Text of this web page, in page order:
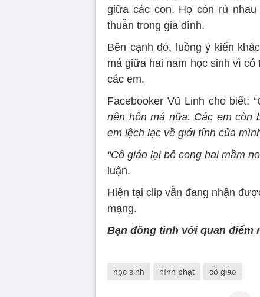
giữa các con. Họ còn rủ
thuẫn trong gia đình.
Bên cạnh đó, luồng ý kiến
má giữa hai nam học sinh vì
các em.
Facebooker Vũ Linh cho biết: “
nên hôn má nữa. Các em còn
em lệch lạc về giới tính của
“Cô giáo lại bẻ cong hai mầm
luận.
Hiện tại clip vẫn đang nhận
mạng.
Bạn đồng tình với quan điểm
học sinh hình phạt cô giáo